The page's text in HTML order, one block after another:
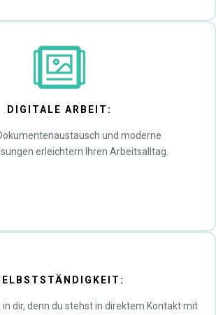
DIGITALE ARBEIT:
und moderne
erleichtern Ihren Arbeitsalltag.
dir, denn du stehst in direktem Kontakt mit